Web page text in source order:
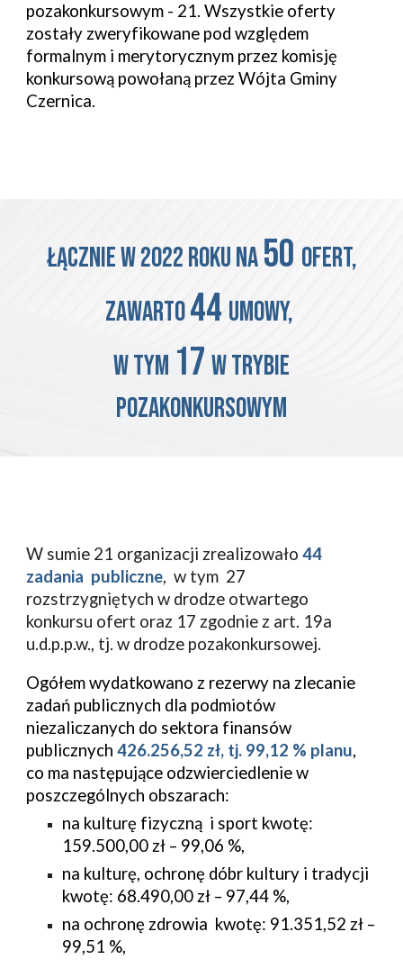
pozakonkursowym - 21. Wszystkie oferty
zostały zweryfikowane pod względem
formalnym i merytorycznym przez komisję
konkursową powołaną przez Wójta Gminy
Czernica.
Łącznie w 2022 roku na50 ofert,
zawarto44 umowy,
w tym 17 w trybie
pozakonkursowym
W sumie 21 organizacji zrealizowało44
zadania publiczne, w tym 27
rozstrzygniętych w drodze otwartego
konkursu ofert oraz 17 zgodnie z art. 19a
u.d.p.p.w., tj. w drodze pozakonkursowej.
Ogółem wydatkowano z rezerwy na zlecanie
zadań publicznych dla podmiotów
niezaliczanych do sektora finansów
publicznych426.256,52 zł, tj. 99,12 % planu,
co ma następujące odzwierciedlenie w
poszczególnych obszarach:
na kulturę fizyczną i sport kwotę:
159.500,00 zł – 99,06 %,
na kulturę, ochronę dóbr kultury i tradycji
kwotę: 68.490,00 zł – 97,44 %,
na ochronę zdrowia kwotę: 91.351,52 zł –
99,51 %,